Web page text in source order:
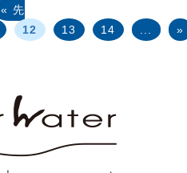
« 先
12 13 14 »